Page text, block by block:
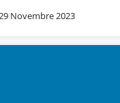
Novembre 2023